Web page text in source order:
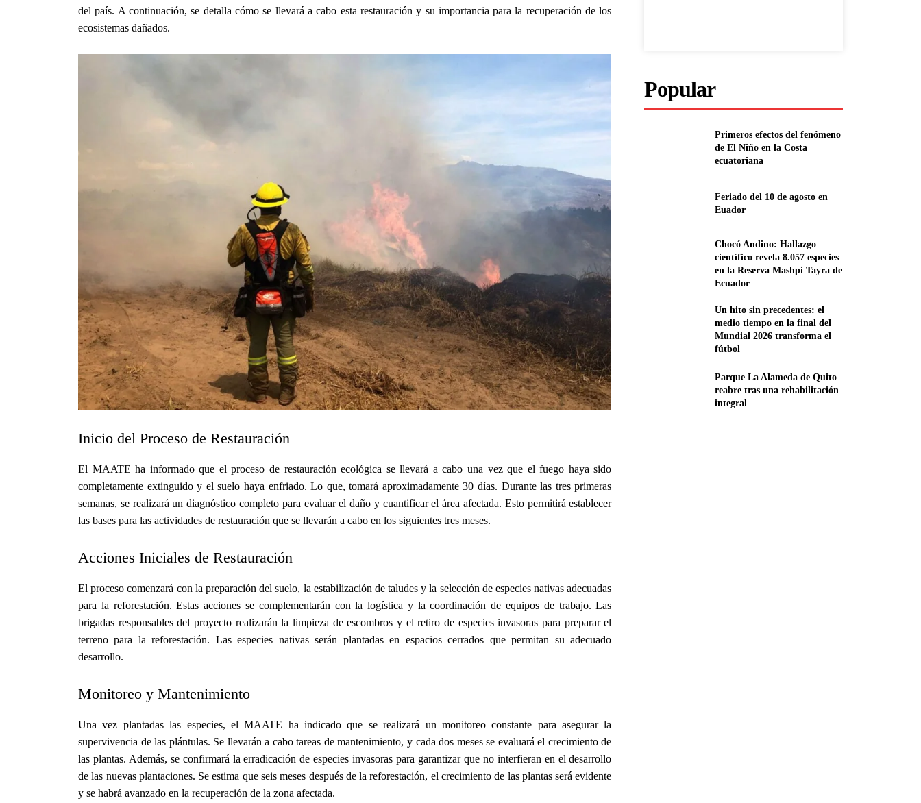
del país. A continuación, se detalla cómo se llevará a cabo esta restauración y su importancia para la recuperación de los
ecosistemas dañados.
Inicio del Proceso de Restauración
El MAATE ha informado que el proceso de restauración ecológica se llevará a cabo una vez que el fuego haya sido
completamente extinguido y el suelo haya enfriado. Lo que, tomará aproximadamente 30 días. Durante las tres primeras
semanas, se realizará un diagnóstico completo para evaluar el daño y cuantificar el área afectada. Esto permitirá establecer
las bases para las actividades de restauración que se llevarán a cabo en los siguientes tres meses.
Acciones Iniciales de Restauración
El proceso comenzará con la preparación del suelo, la estabilización de taludes y la selección de especies nativas adecuadas
para la reforestación. Estas acciones se complementarán con la logística y la coordinación de equipos de trabajo. Las
brigadas responsables del proyecto realizarán la limpieza de escombros y el retiro de especies invasoras para preparar el
terreno para la reforestación. Las especies nativas serán plantadas en espacios cerrados que permitan su adecuado
desarrollo.
Monitoreo y Mantenimiento
Una vez plantadas las especies, el MAATE ha indicado que se realizará un monitoreo constante para asegurar la
supervivencia de las plántulas. Se llevarán a cabo tareas de mantenimiento, y cada dos meses se evaluará el crecimiento de
las plantas. Además, se confirmará la erradicación de especies invasoras para garantizar que no interfieran en el desarrollo
de las nuevas plantaciones. Se estima que seis meses después de la reforestación, el crecimiento de las plantas será evidente
y se habrá avanzado en la recuperación de la zona afectada.
Popular
Primeros efectos del fenómeno
de El Niño en la Costa
ecuatoriana
Feriado del 10 de agosto en
Euador
Chocó Andino: Hallazgo
científico revela 8.057 especies
en la Reserva Mashpi Tayra de
Ecuador
Un hito sin precedentes: el
medio tiempo en la final del
Mundial 2026 transforma el
fútbol
Parque La Alameda de Quito
reabre tras una rehabilitación
integral